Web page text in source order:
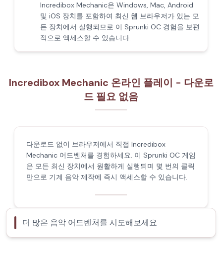
Incredibox Mechanic은 Windows, Mac, Android
및 iOS 장치를 포함하여 최신 웹 브라우저가 있는 모
든 장치에서 실행되므로 이 Sprunki OC 경험을 보편
적으로 액세스할 수 있습니다.
Incredibox Mechanic 온라인 플레이 - 다운로
드 필요 없음
다운로드 없이 브라우저에서 직접 Incredibox
Mechanic 어드벤처를 경험하세요. 이 Sprunki OC 게임
은 모든 최신 장치에서 원활하게 실행되며 몇 번의 클릭
만으로 기계 음악 제작에 즉시 액세스할 수 있습니다.
더 많은 음악 어드벤처를 시도해보세요